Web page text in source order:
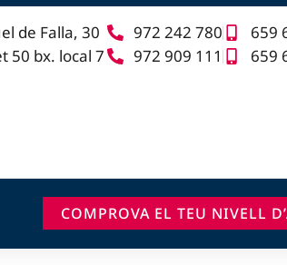
de Falla, 30 972 242 780
659
50 bx. local 7​ 972 909 111 659
COMPROVA EL TEU NIVELL